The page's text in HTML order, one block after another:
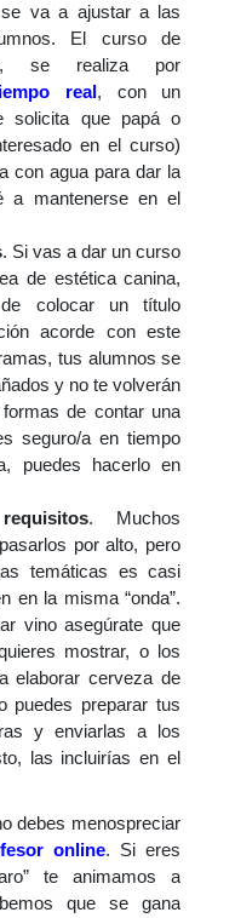
va a ajustar a las
El curso de
se realiza por
real, con un
solicita que papá o
en el curso)
con agua para dar la
a mantenerse en el
. Si vas a dar un curso
de estética canina,
colocar un título
acorde con este
tus alumnos se
y no te volverán
de contar una
seguro/a en tiempo
puedes hacerlo en
. Muchos
por alto, pero
temáticas es casi
en la misma “onda”.
vino asegúrate que
mostrar, o los
elaborar cerveza de
puedes preparar tus
y enviarlas a los
las incluirías en el
debes menospreciar
online. Si eres
te animamos a
que se gana